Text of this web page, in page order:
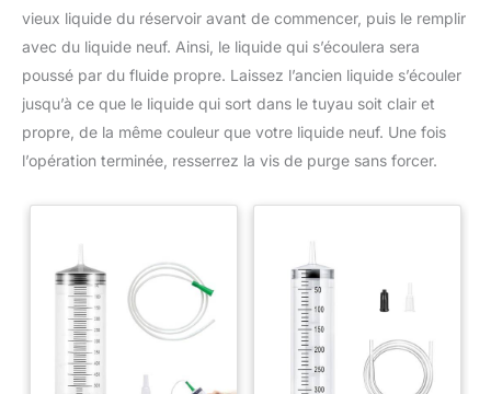
vieux liquide du réservoir avant de commencer, puis le remplir
avec du liquide neuf. Ainsi, le liquide qui s’écoulera sera
poussé par du fluide propre. Laissez l’ancien liquide s’écouler
jusqu’à ce que le liquide qui sort dans le tuyau soit clair et
propre, de la même couleur que votre liquide neuf. Une fois
l’opération terminée, resserrez la vis de purge sans forcer.